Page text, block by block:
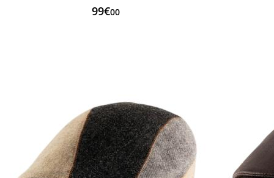
99€00